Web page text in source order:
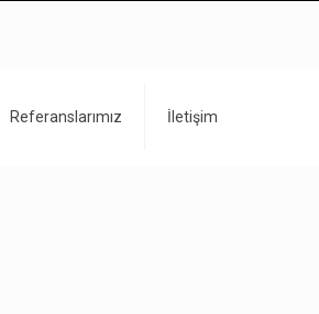
Referanslarımız İletişim